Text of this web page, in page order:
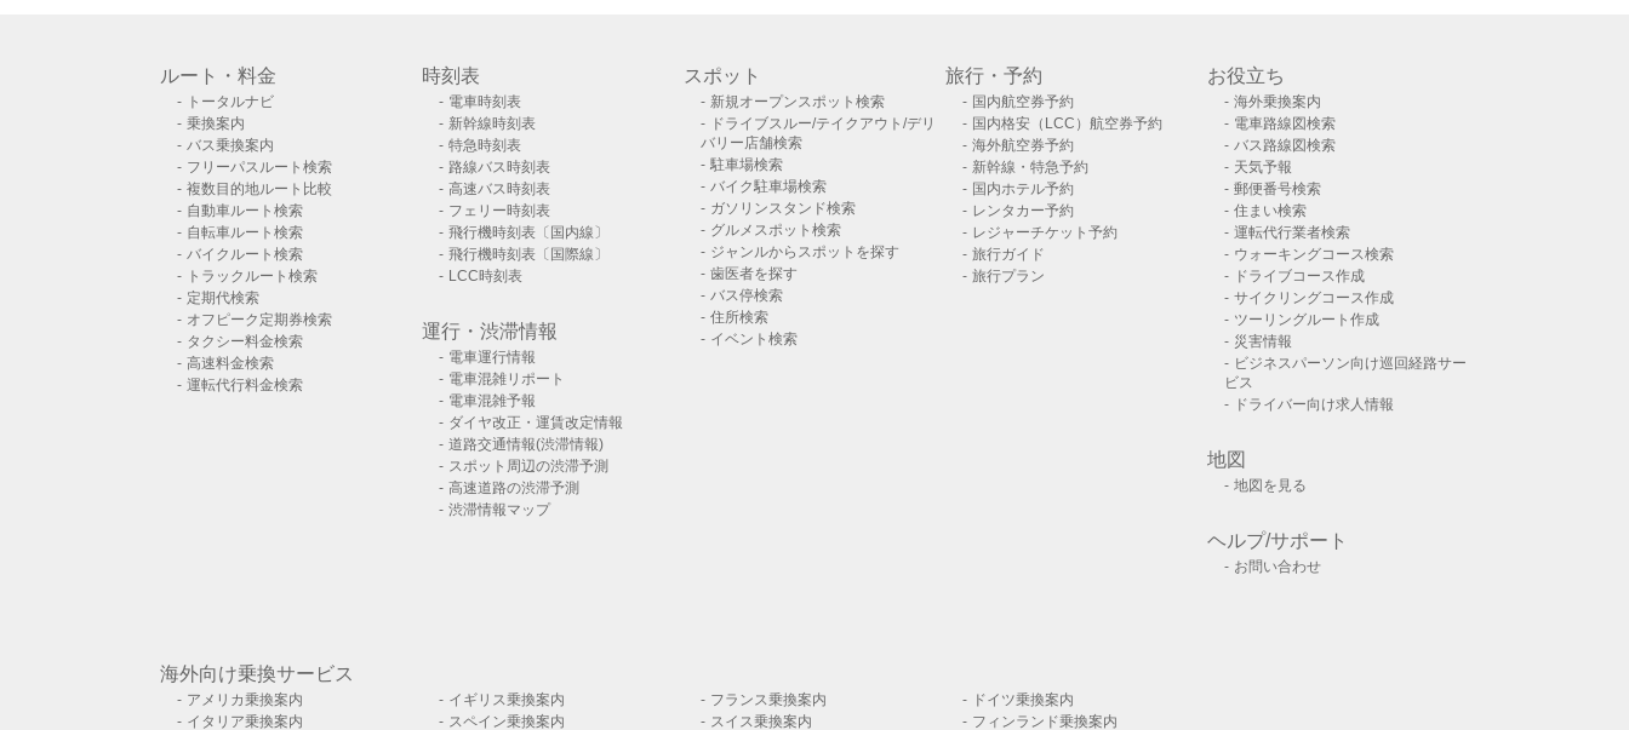
ルート・料金
トータルナビ
乗換案内
バス乗換案内
フリーパスルート検索
複数目的地ルート比較
自動車ルート検索
自転車ルート検索
バイクルート検索
トラックルート検索
定期代検索
オフピーク定期券検索
タクシー料金検索
高速料金検索
運転代行料金検索
時刻表
電車時刻表
新幹線時刻表
特急時刻表
路線バス時刻表
高速バス時刻表
フェリー時刻表
飛行機時刻表〔国内線〕
飛行機時刻表〔国際線〕
LCC時刻表
運行・渋滞情報
電車運行情報
電車混雑リポート
電車混雑予報
ダイヤ改正・運賃改定情報
道路交通情報(渋滞情報)
スポット周辺の渋滞予測
高速道路の渋滞予測
渋滞情報マップ
スポット
新規オープンスポット検索
ドライブスルー/テイクアウト/デリ
バリー店舗検索
駐車場検索
バイク駐車場検索
ガソリンスタンド検索
グルメスポット検索
ジャンルからスポットを探す
歯医者を探す
バス停検索
住所検索
イベント検索
旅行・予約
国内航空券予約
国内格安（LCC）航空券予約
海外航空券予約
新幹線・特急予約
国内ホテル予約
レンタカー予約
レジャーチケット予約
旅行ガイド
旅行プラン
お役立ち
海外乗換案内
電車路線図検索
バス路線図検索
天気予報
郵便番号検索
住まい検索
運転代行業者検索
ウォーキングコース検索
ドライブコース作成
サイクリングコース作成
ツーリングルート作成
災害情報
ビジネスパーソン向け巡回経路サー
ビス
ドライバー向け求人情報
地図
地図を見る
ヘルプ/サポート
お問い合わせ
海外向け乗換サービス
アメリカ乗換案内 イギリス乗換案内 フランス乗換案内
ドイツ乗換案内
イタリア乗換案内
スペイン乗換案内 スイス乗換案内 フィンランド乗換案内